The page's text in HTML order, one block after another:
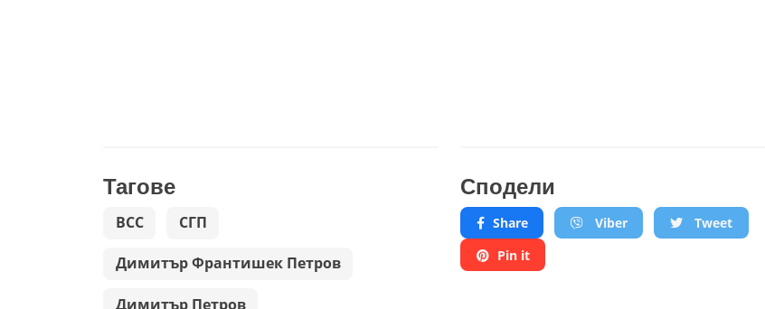
Тагове
ВСС СГП
Димитър Франтишек Петров
Димитър Петров
Сподели
Share Viber
Tweet
Pin it